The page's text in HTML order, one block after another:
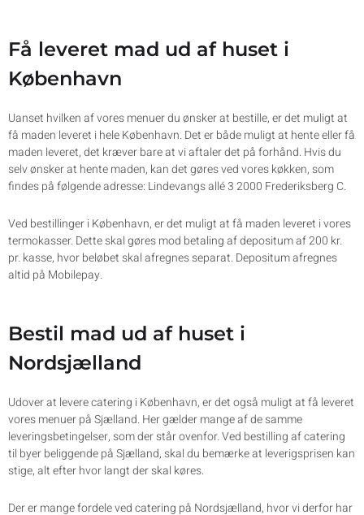
Få leveret mad ud af huset i
København
Uanset hvilken af vores menuer du ønsker at bestille, er det muligt at
få maden leveret i hele København. Det er både muligt at hente eller få
maden leveret, det kræver bare at vi aftaler det på forhånd. Hvis du
selv ønsker at hente maden, kan det gøres ved vores køkken, som
findes på følgende adresse: Lindevangs allé 3 2000 Frederiksberg C.
Ved bestillinger i København, er det muligt at få maden leveret i vores
termokasser. Dette skal gøres mod betaling af depositum af 200 kr.
pr. kasse, hvor beløbet skal afregnes separat. Depositum afregnes
altid på Mobilepay.
Bestil mad ud af huset i
Nordsjælland
Udover at levere catering i København, er det også muligt at få leveret
vores menuer på Sjælland. Her gælder mange af de samme
leveringsbetingelser, som der står ovenfor. Ved bestilling af catering
til byer beliggende på Sjælland, skal du bemærke at leverigsprisen kan
stige, alt efter hvor langt der skal køres.
Der er mange fordele ved catering på Nordsjælland, hvor vi derfor har